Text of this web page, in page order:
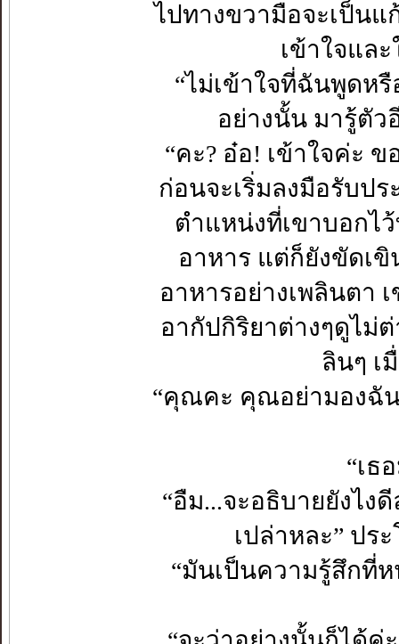
ไปทางขวามือจะเป็นแ
เข้าใจแล
“ไม่เข้าใจที่ฉันพูดห
อย่างนั้น มารู้ตัว
“คะ? อ๋อ! เข้าใจค่ะ
ก่อนจะเริ่มลงมือรับปร
ตำแหน่งที่เขาบอกไ
อาหาร แต่ก็ยังขัดเ
อาหารอย่างเพลินตา
อากัปกิริยาต่างๆดูไม่
ลินๆ เ
“คุณคะ คุณอย่ามองฉัน
“เธ
“อืม...จะอธิบายยังไง
เปล่าหละ” ปร
“มันเป็นความรู้สึกที่